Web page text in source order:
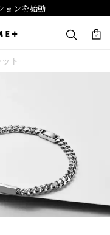
ョンを始動
ワードで検索する
ス
４℃ HOMME+
ト